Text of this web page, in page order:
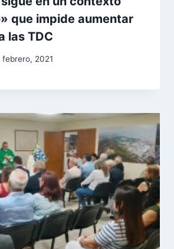
que impide aumentar
las TDC
febrero, 2021